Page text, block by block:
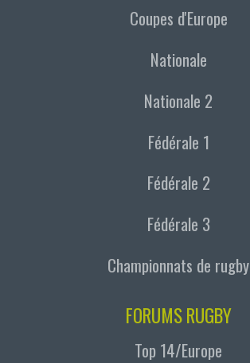
Coupes d'Europe
Nationale
Nationale 2
Fédérale 1
Fédérale 2
Fédérale 3
Championnats de rugby
FORUMS RUGBY
Top 14/Europe